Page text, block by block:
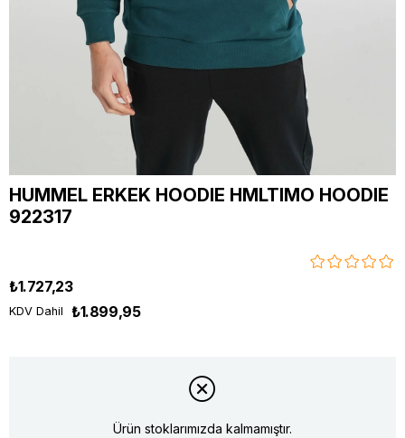
HUMMEL ERKEK HOODIE HMLTIMO HOODIE
922317
₺1.727,23
KDV Dahil ₺1.899,95
Ürün stoklarımızda kalmamıştır.